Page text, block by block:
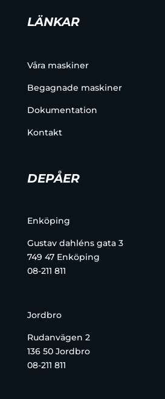
LÄNKAR
Våra maskiner
Begagnade maskiner
Dokumentation
Kontakt
DEPÅER
Enköping
Gustav dahléns gata 3
749 47 Enköping
08-211 811
Jordbro
Rudanvägen 2
136 50 Jordbro
08-211 811